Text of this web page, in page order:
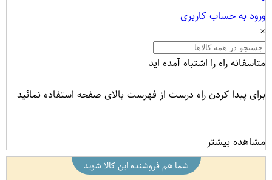
ورود به حساب کاربری
×
متاسفانه راه را اشتباه آمده اید
برای پیدا کردن راه درست از فهرست بالای صفحه استفاده نمائید
مشاهده بیشتر
شما هم فروشنده این کالا شوید